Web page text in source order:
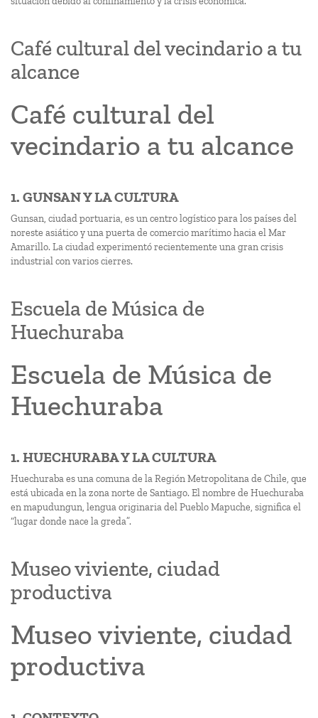
Café cultural del vecindario a tu
alcance
Café cultural del
vecindario a tu alcance
1. GUNSAN Y LA CULTURA
Gunsan, ciudad portuaria, es un centro logístico para los países del
noreste asiático y una puerta de comercio marítimo hacia el Mar
Amarillo. La ciudad experimentó recientemente una gran crisis
industrial con varios cierres.
Escuela de Música de
Huechuraba
Escuela de Música de
Huechuraba
1. HUECHURABA Y LA CULTURA
Huechuraba es una comuna de la Región Metropolitana de Chile, que
está ubicada en la zona norte de Santiago. El nombre de Huechuraba
en mapudungun, lengua originaria del Pueblo Mapuche, significa el
“lugar donde nace la greda”.
Museo viviente, ciudad
productiva
Museo viviente, ciudad
productiva